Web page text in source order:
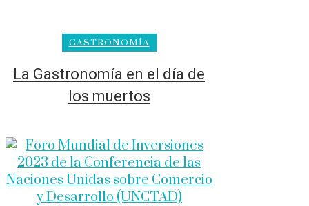
GASTRONOMÍA
La Gastronomía en el día de
los muertos